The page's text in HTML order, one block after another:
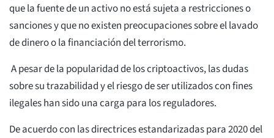
que la fuente de un activo no está sujeta a restricciones o
sanciones y que no existen preocupaciones sobre el lavado
de dinero o la financiación del terrorismo.
A pesar de la popularidad de los criptoactivos, las dudas
sobre su trazabilidad y el riesgo de ser utilizados con fines
ilegales han sido una carga para los reguladores.
De acuerdo con las directrices estandarizadas para 2020 del